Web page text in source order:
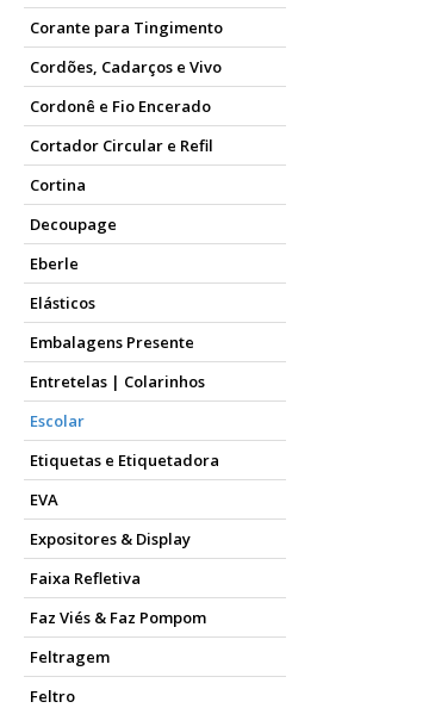
Corante para Tingimento
Cordões, Cadarços e Vivo
Cordonê e Fio Encerado
Cortador Circular e Refil
Cortina
Decoupage
Eberle
Elásticos
Embalagens Presente
Entretelas | Colarinhos
Escolar
Etiquetas e Etiquetadora
EVA
Expositores & Display
Faixa Refletiva
Faz Viés & Faz Pompom
Feltragem
Feltro